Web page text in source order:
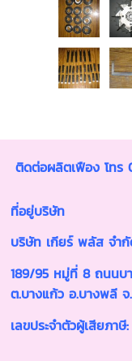
ติดต่อผลิตเฟือง โทร
ที่อยู่บริษัท
บริษัท เกียร์ พลัส จำ
189/95 หมู่ที่ 8 ถนนบ
ต.บางแก้ว อ.บางพลี
เลขประจำตัวผู้เสียภาษี